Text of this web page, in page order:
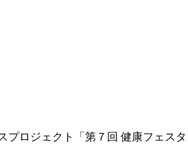
プロジェクト「第７回 健康フェス